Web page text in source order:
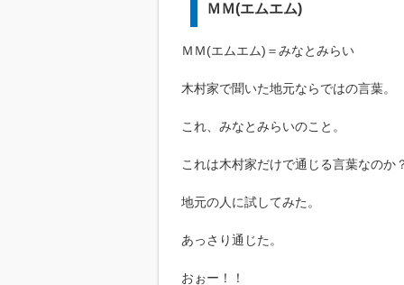
ＭＭ(エムエム)
ＭＭ(エムエム)＝みなとみらい
木村家で聞いた地元ならではの言葉。
これ、みなとみらいのこと。
これは木村家だけで通じる言葉なのか
地元の人に試してみた。
あっさり通じた。
おぉー！！